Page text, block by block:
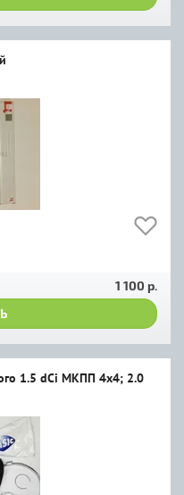
1 100 р.
1.5 dCi МКПП 4х4; 2.0